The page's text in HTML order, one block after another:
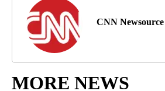
CNN Newsource
MORE NEWS